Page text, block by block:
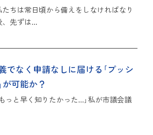
ちは常日頃から備えをしなければなり
、先ずは...
でなく申請なしに届ける｢プッシ
可能か？
っと早く知りたかった...｣私が市議会議